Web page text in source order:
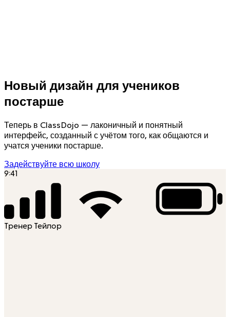
Новый дизайн для учеников
постарше
Теперь в ClassDojo — лаконичный и понятный
интерфейс, созданный с учётом того, как общаются и
учатся ученики постарше.
Задействуйте всю школу
9:41
Тренер Тейлор